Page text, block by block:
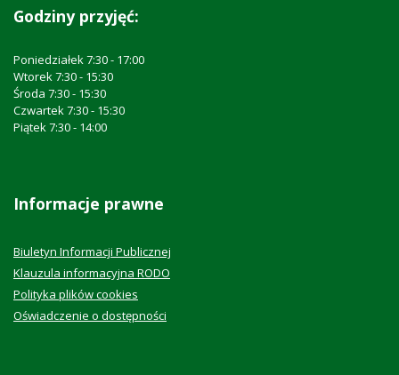
Godziny przyjęć:
Poniedziałek 7:30 - 17:00
Wtorek 7:30 - 15:30
Środa 7:30 - 15:30
Czwartek 7:30 - 15:30
Piątek 7:30 - 14:00
Informacje prawne
Biuletyn Informacji Publicznej
Klauzula informacyjna RODO
Polityka plików cookies
Oświadczenie o dostępności